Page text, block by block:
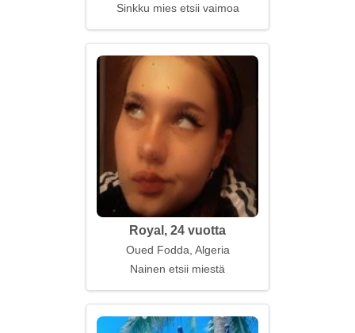
Sinkku mies etsii vaimoa
Royal, 24 vuotta
Oued Fodda, Algeria
Nainen etsii miestä